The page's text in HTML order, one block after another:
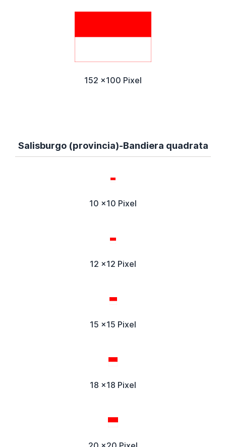
152 x100 Pixel
Salisburgo (provincia)-Bandiera quadrata
10 x10 Pixel
12 x12 Pixel
15 x15 Pixel
18 x18 Pixel